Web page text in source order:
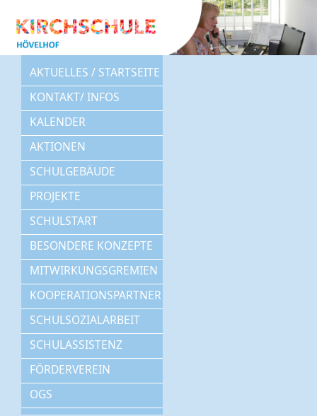
AKTUELLES / STARTSEITE
KONTAKT/ INFOS
KALENDER
AKTIONEN
SCHULGEBÄUDE
PROJEKTE
SCHULSTART
BESONDERE KONZEPTE
MITWIRKUNGSGREMIEN
KOOPERATIONSPARTNER
SCHULSOZIALARBEIT
SCHULASSISTENZ
FÖRDERVEREIN
OGS